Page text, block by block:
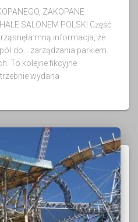
ZAKOPANE
SALONEM POLSKI Część
mną informacja, że
do… zarządzania parkiem
To kolejne fikcyjne
wydana